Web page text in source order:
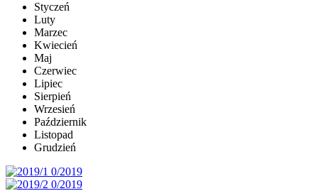
Styczeń
Luty
Marzec
Kwiecień
Maj
Czerwiec
Lipiec
Sierpień
Wrzesień
Październik
Listopad
Grudzień